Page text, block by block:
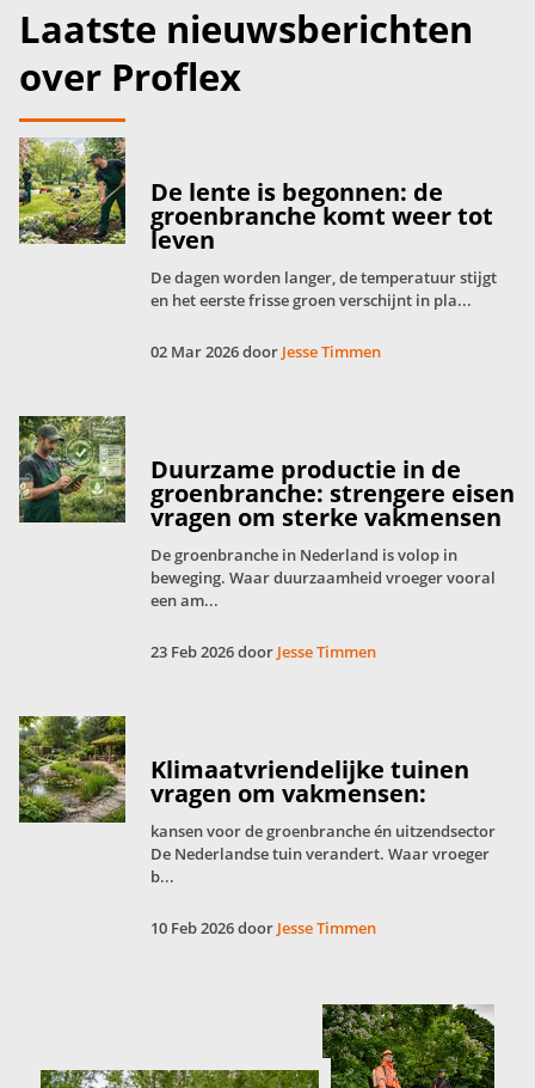
Laatste nieuwsberichten
over Proflex
De lente is begonnen: de
groenbranche komt weer tot
leven
De dagen worden langer, de temperatuur stijgt
en het eerste frisse groen verschijnt in pla...
02 Mar 2026 door Jesse Timmen
Duurzame productie in de
groenbranche: strengere eisen
vragen om sterke vakmensen
De groenbranche in Nederland is volop in
beweging. Waar duurzaamheid vroeger vooral
een am...
23 Feb 2026 door Jesse Timmen
Klimaatvriendelijke tuinen
vragen om vakmensen:
kansen voor de groenbranche én uitzendsector
De Nederlandse tuin verandert. Waar vroeger
b...
10 Feb 2026 door Jesse Timmen